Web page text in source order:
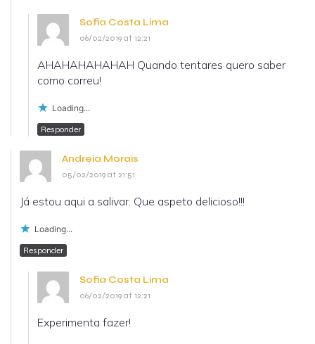
Sofia Costa Lima
06/02/2019 at 12:21
AHAHAHAHAHAH Quando tentares quero saber
como correu!
Loading...
Responder
Andreia Morais
05/02/2019 at 21:51
Já estou aqui a salivar. Que aspeto delicioso!!!
Loading...
Responder
Sofia Costa Lima
06/02/2019 at 12:21
Experimenta fazer!